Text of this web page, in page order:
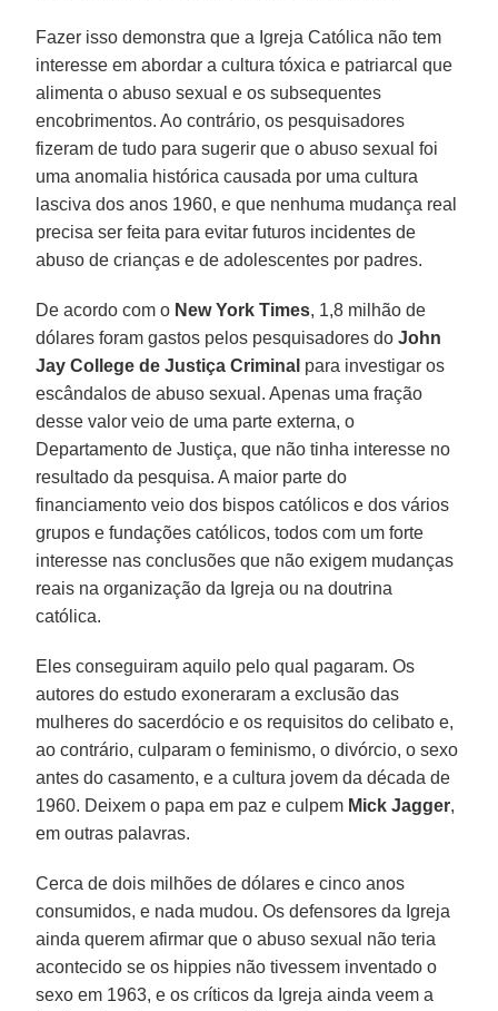
Fazer isso demonstra que a Igreja Católica não tem
interesse em abordar a cultura tóxica e patriarcal que
alimenta o abuso sexual e os subsequentes
encobrimentos. Ao contrário, os pesquisadores
fizeram de tudo para sugerir que o abuso sexual foi
uma anomalia histórica causada por uma cultura
lasciva dos anos 1960, e que nenhuma mudança real
precisa ser feita para evitar futuros incidentes de
abuso de crianças e de adolescentes por padres.
De acordo com o New York Times, 1,8 milhão de
dólares foram gastos pelos pesquisadores doJohn
Jay College de Justiça Criminal para investigar os
escândalos de abuso sexual. Apenas uma fração
desse valor veio de uma parte externa, o
Departamento de Justiça, que não tinha interesse no
resultado da pesquisa. A maior parte do
financiamento veio dos bispos católicos e dos vários
grupos e fundações católicos, todos com um forte
interesse nas conclusões que não exigem mudanças
reais na organização da Igreja ou na doutrina
católica.
Eles conseguiram aquilo pelo qual pagaram. Os
autores do estudo exoneraram a exclusão das
mulheres do sacerdócio e os requisitos do celibato e,
ao contrário, culparam o feminismo, o divórcio, o sexo
antes do casamento, e a cultura jovem da década de
1960. Deixem o papa em paz e culpem Mick Jagger,
em outras palavras.
Cerca de dois milhões de dólares e cinco anos
consumidos, e nada mudou. Os defensores da Igreja
ainda querem afirmar que o abuso sexual não teria
acontecido se os hippies não tivessem inventado o
sexo em 1963, e os críticos da Igreja ainda veem a